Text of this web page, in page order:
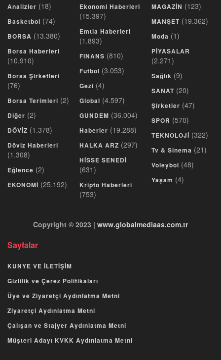
Analizler (18)
Basketbol (74)
BORSA (13.380)
Borsa Haberleri
(10.910)
Borsa Şirketleri
(76)
Borsa Terimleri (2)
Diğer (2)
DÖVİZ (1.378)
Döviz Haberleri
(1.308)
Eğlence (2)
EKONOMİ (25.192)
Ekonomi Haberleri
(15.397)
Emtia Haberleri
(1.893)
FINANS (810)
Futbol (3.053)
Gezi (4)
Global (4.597)
GUNDEM (36.004)
Haberler (19.288)
HALKA ARZ (297)
HİSSE SENEDİ
(631)
Kripto Haberleri
(753)
MAGAZİN (123)
MANŞET (19.362)
Moda (1)
PİYASALAR
(2.271)
Sağlık (9)
SANAT (20)
Şirketler (47)
SPOR (570)
TEKNOLOJİ (322)
Tv & Sinema (21)
Voleybol (48)
Yaşam (4)
Copyright © 2023 | www.globalmediaas.com.tr
Sayfalar
KUNYE VE İLETİŞİM
Gizlilik ve Çerez Politikaları
Üye ve Ziyaretçi Aydınlatma Metni
Ziyaretçi Aydınlatma Metni
Çalışan ve Stajyer Aydınlatma Metni
Müşteri Adayı KVKK Aydınlatma Metni